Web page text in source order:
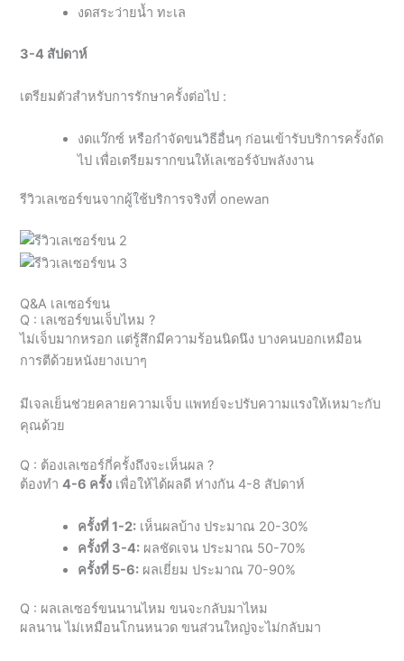
งดสระว่ายน้ำ ทะเล
3-4 สัปดาห์
เตรียมตัวสำหรับการรักษาครั้งต่อไป :
งดแว๊กซ์ หรือกำจัดขนวิธีอื่นๆ ก่อนเข้ารับบริการครั้งถัด
ไป เพื่อเตรียมรากขนให้เลเซอร์จับพลังงาน
รีวิวเลเซอร์ขนจากผู้ใช้บริการจริงที่ onewan
Q&A เลเซอร์ขน
Q : เลเซอร์ขนเจ็บไหม ?
ไม่เจ็บมากหรอก แต่รู้สึกมีความร้อนนิดนึง บางคนบอกเหมือน
การตีด้วยหนังยางเบาๆ
มีเจลเย็นช่วยคลายความเจ็บ แพทย์จะปรับความแรงให้เหมาะกับ
คุณด้วย
Q : ต้องเลเซอร์กี่ครั้งถึงจะเห็นผล ?
ต้องทำ4-6 ครั้ง เพื่อให้ได้ผลดี ห่างกัน 4-8 สัปดาห์
ครั้งที่ 1-2: เห็นผลบ้าง ประมาณ 20-30%
ครั้งที่ 3-4: ผลชัดเจน ประมาณ 50-70%
ครั้งที่ 5-6: ผลเยี่ยม ประมาณ 70-90%
Q : ผลเลเซอร์ขนนานไหม ขนจะกลับมาไหม
ผลนาน ไม่เหมือนโกนหนวด ขนส่วนใหญ่จะไม่กลับมา